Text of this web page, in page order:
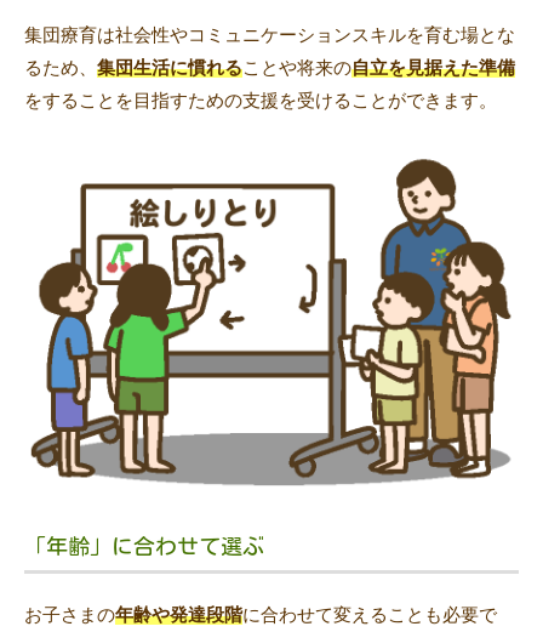
集団療育は社会性やコミュニケーションスキルを育む場とな
るため、 集団生活に慣れることや将来の自立を見据えた準備
をすることを目指すための支援を受けることができます。
「年齢」に合わせて選ぶ
お子さまの年齢や発達段階に合わせて変えることも必要で